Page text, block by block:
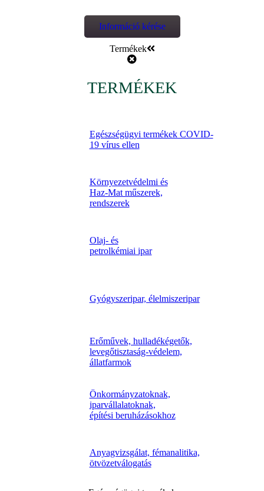
Információ kérése
Termékek
TERMÉKEK
Egészségügyi termékek COVID-
19 vírus ellen
Környezetvédelmi és
Haz-Mat műszerek,
rendszerek
Olaj- és
petrolkémiai ipar
Gyógyszeripar, élelmiszeripar
Erőművek, hulladékégetők,
levegőtisztaság-védelem,
állatfarmok
Önkormányzatoknak,
iparvállalatoknak,
építési beruházásokhoz
Anyagvizsgálat, fémanalitika,
ötvözetválogatás